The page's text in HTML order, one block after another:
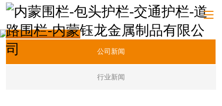
新闻资讯
公司新闻
行业新闻